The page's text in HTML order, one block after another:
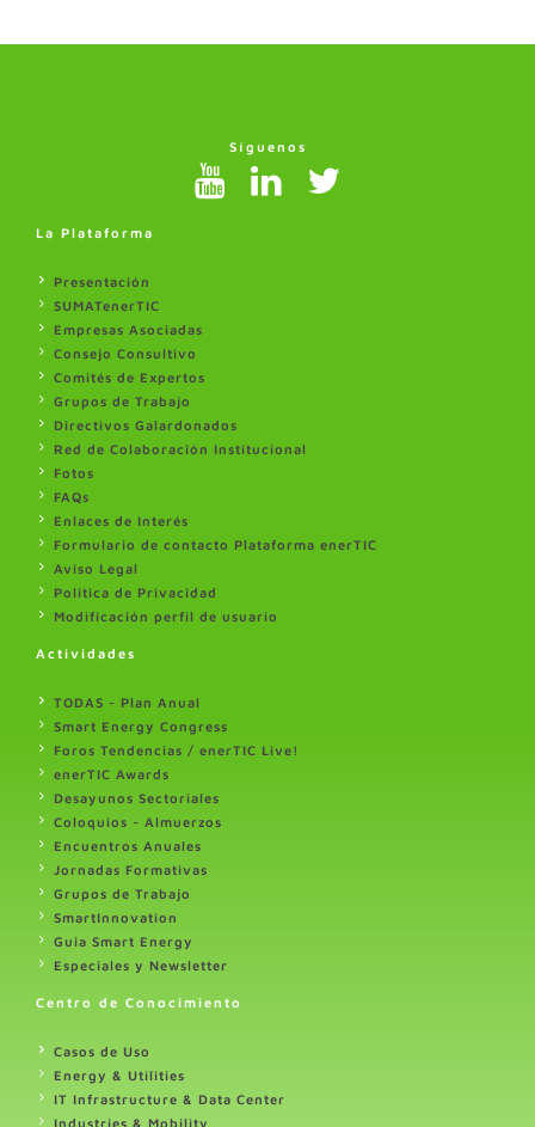
Síguenos
La Plataforma
Presentación
SUMATenerTIC
Empresas Asociadas
Consejo Consultivo
Comités de Expertos
Grupos de Trabajo
Directivos Galardonados
Red de Colaboración Institucional
Fotos
FAQs
Enlaces de Interés
Formulario de contacto Plataforma enerTIC
Aviso Legal
Politica de Privacidad
Modificación perfil de usuario
Actividades
TODAS - Plan Anual
Smart Energy Congress
Foros Tendencias / enerTIC Live!
enerTIC Awards
Desayunos Sectoriales
Coloquios - Almuerzos
Encuentros Anuales
Jornadas Formativas
Grupos de Trabajo
SmartInnovation
Guia Smart Energy
Especiales y Newsletter
Centro de Conocimiento
Casos de Uso
Energy & Utilities
IT Infrastructure & Data Center
Industries & Mobility